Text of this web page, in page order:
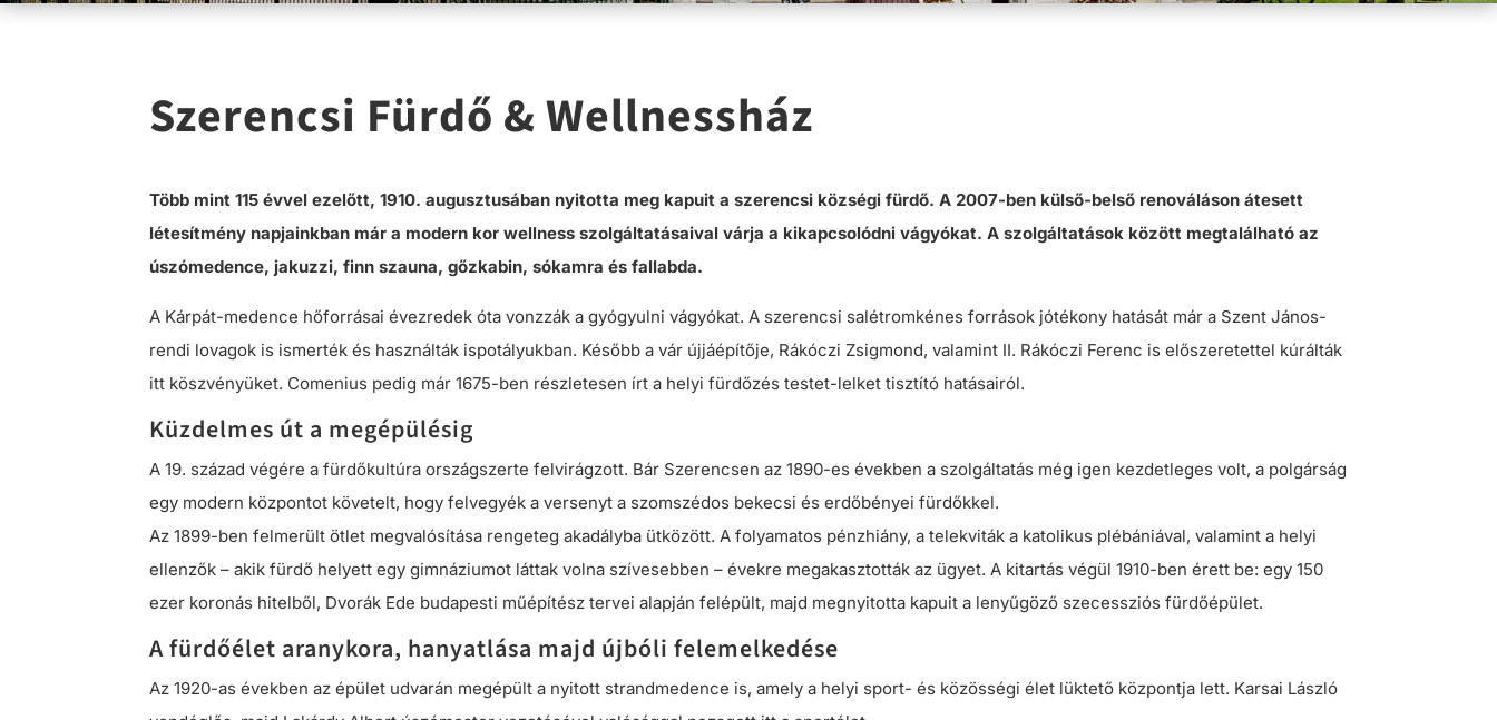
Szerencsi Fürdő & Wellnessház
Több mint 115 évvel ezelőtt, 1910. augusztusában nyitotta meg kapuit a szerencsi községi fürdő. A 2007-ben külső-belső renováláson átesett
létesítmény napjainkban már a modern kor wellness szolgáltatásaival várja a kikapcsolódni vágyókat. A szolgáltatások között megtalálható az
úszómedence, jakuzzi, finn szauna, gőzkabin, sókamra és fallabda.
A Kárpát-medence hőforrásai évezredek óta vonzzák a gyógyulni vágyókat. A szerencsi salétromkénes források jótékony hatását már a Szent János-
rendi lovagok is ismerték és használták ispotályukban. Később a vár újjáépítője, Rákóczi Zsigmond, valamint II. Rákóczi Ferenc is előszeretettel kúrálták
itt köszvényüket. Comenius pedig már 1675-ben részletesen írt a helyi fürdőzés testet-lelket tisztító hatásairól.
Küzdelmes út a megépülésig
A 19. század végére a fürdőkultúra országszerte felvirágzott. Bár Szerencsen az 1890-es években a szolgáltatás még igen kezdetleges volt, a polgárság
egy modern központot követelt, hogy felvegyék a versenyt a szomszédos bekecsi és erdőbényei fürdőkkel.
Az 1899-ben felmerült ötlet megvalósítása rengeteg akadályba ütközött. A folyamatos pénzhiány, a telekviták a katolikus plébániával, valamint a helyi
ellenzők – akik fürdő helyett egy gimnáziumot láttak volna szívesebben – évekre megakasztották az ügyet. A kitartás végül 1910-ben érett be: egy 150
ezer koronás hitelből, Dvorák Ede budapesti műépítész tervei alapján felépült, majd megnyitotta kapuit a lenyűgöző szecessziós fürdőépület.
A fürdőélet aranykora, hanyatlása majd újbóli felemelkedése
Az 1920-as években az épület udvarán megépült a nyitott strandmedence is, amely a helyi sport- és közösségi élet lüktető központja lett. Karsai László